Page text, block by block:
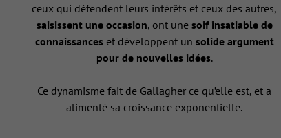
ceux qui défendent leurs intérêts et ceux des autres,
saisissent une occasion, ont une soif insatiable de
connaissanceset développent un solide argument
pour de nouvelles idées.
Ce dynamisme fait de Gallagher ce qu’elle est, et a
alimenté sa croissance exponentielle.